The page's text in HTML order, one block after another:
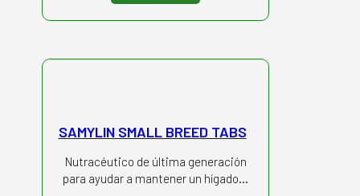
SAMYLIN SMALL BREED TABS
Nutracéutico de última generación
para ayudar a mantener un hígado…